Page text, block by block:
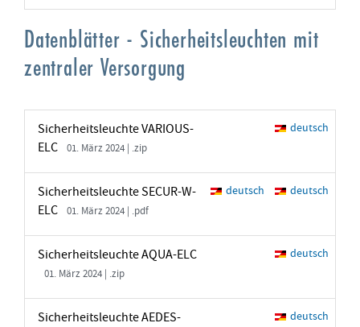
Datenblätter - Sicherheitsleuchten mit
zentraler Versorgung
Sicherheitsleuchte VARIOUS-
ELC
01. März 2024 | .zip
deutsch
Sicherheitsleuchte SECUR-W-
ELC
01. März 2024 | .pdf
deutsch deutsch
Sicherheitsleuchte AQUA-ELC
01. März 2024 | .zip
deutsch
Sicherheitsleuchte AEDES-
deutsch